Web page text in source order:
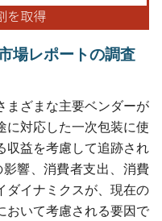
場レポートの調査
まざまな主要ベンダーが
に対応した一次包装に使
収益を考慮して追跡され
響、消費者支出、消費
ダイナミクスが、現在の
おいて考慮される要因で